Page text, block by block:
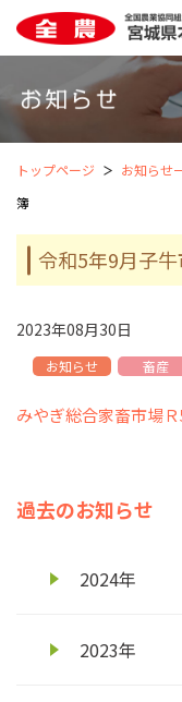
トップページ お知らせ
簿
令和5年9月子
2023年08月30日
お知らせ 畜産
みやぎ総合家畜市場
過去のお知らせ
2024年
2023年